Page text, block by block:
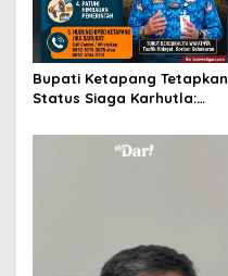
Bupati Ketapang Tetapkan
Status Siaga Karhutla:
Waspada Cuaca Ekstrem